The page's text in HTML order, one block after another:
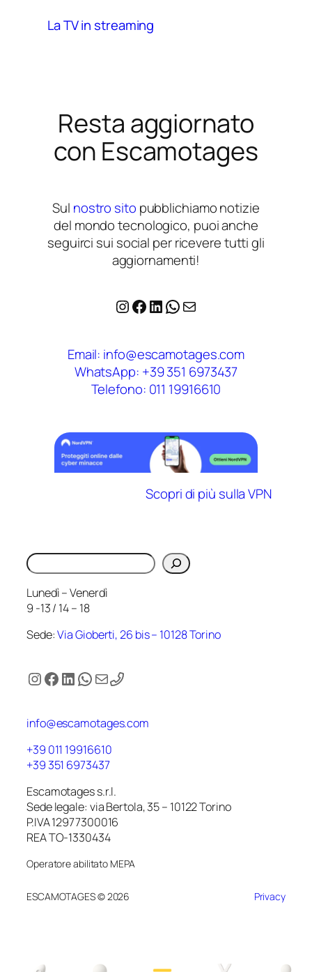
La TV in streaming
Resta aggiornato
con Escamotages
Sul nostro sito pubblichiamo notizie
del mondo tecnologico, puoi anche
seguirci sui social per ricevere tutti gli
aggiornamenti!
Instagram
Facebook
LinkedIn
WhatsApp
Email
Email: info@escamotages.com
WhatsApp: +39 351 6973437
Telefono: 011 19916610
Scopri di più sulla VPN
Cerca
Lunedì – Venerdì
9 -13 / 14 – 18
Sede:Via Gioberti, 26 bis – 10128 Torino
Instagram
Facebook
LinkedIn
WhatsApp
Email
info@escamotages.com
+39 011 19916610
+39 351 6973437
Escamotages s.r.l.
Sede legale: via Bertola, 35 – 10122 Torino
P.IVA 12977300016
REA TO-1330434
Operatore abilitato MEPA
ESCAMOTAGES © 2026 Privacy